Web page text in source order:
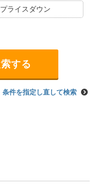
プライスダウン
条件を指定し直して検索